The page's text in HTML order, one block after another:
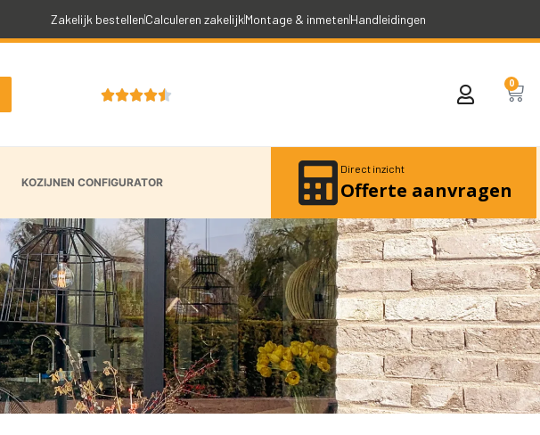
Zakelijk bestellenCalculeren zakelijkMontage & inmetenHandleidingen

0
KOZIJNEN CONFIGURATOR
Direct inzicht
Offerte aanvragen